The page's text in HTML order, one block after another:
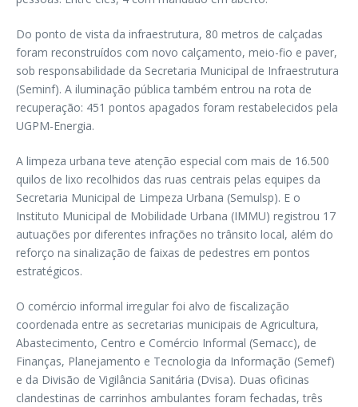
Do ponto de vista da infraestrutura, 80 metros de calçadas
foram reconstruídos com novo calçamento, meio-fio e paver,
sob responsabilidade da Secretaria Municipal de Infraestrutura
(Seminf). A iluminação pública também entrou na rota de
recuperação: 451 pontos apagados foram restabelecidos pela
UGPM-Energia.
A limpeza urbana teve atenção especial com mais de 16.500
quilos de lixo recolhidos das ruas centrais pelas equipes da
Secretaria Municipal de Limpeza Urbana (Semulsp). E o
Instituto Municipal de Mobilidade Urbana (IMMU) registrou 17
autuações por diferentes infrações no trânsito local, além do
reforço na sinalização de faixas de pedestres em pontos
estratégicos.
O comércio informal irregular foi alvo de fiscalização
coordenada entre as secretarias municipais de Agricultura,
Abastecimento, Centro e Comércio Informal (Semacc), de
Finanças, Planejamento e Tecnologia da Informação (Semef)
e da Divisão de Vigilância Sanitária (Dvisa). Duas oficinas
clandestinas de carrinhos ambulantes foram fechadas, três